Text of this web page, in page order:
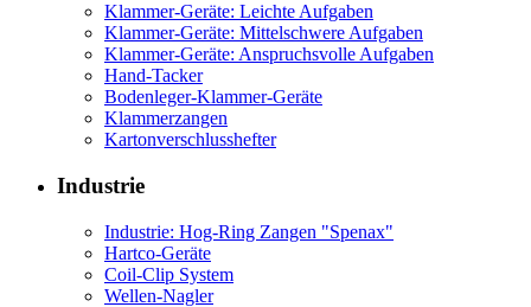
Klammer-Geräte: Leichte Aufgaben
Klammer-Geräte: Mittelschwere Aufgaben
Klammer-Geräte: Anspruchsvolle Aufgaben
Hand-Tacker
Bodenleger-Klammer-Geräte
Klammerzangen
Kartonverschlusshefter
Industrie
Industrie: Hog-Ring Zangen "Spenax"
Hartco-Geräte
Coil-Clip System
Wellen-Nagler